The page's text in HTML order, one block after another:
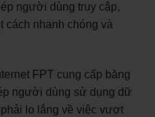
người dùng truy cập,
cách nhanh chóng và
FPT cung cấp băng
người dùng sử dụng dữ
lo lắng về việc vượt